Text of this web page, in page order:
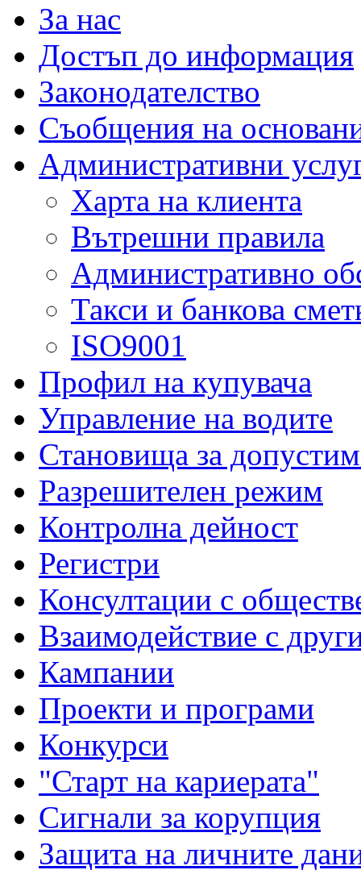
За нас
Достъп до информация
Законодателство
Съобщения на
Административни
Харта на клиента
Вътрешни правила
Административно
Такси и банкова
ISO9001
Профил на купувача
Управление на водите
Становища за
Разрешителен режим
Контролна дейност
Регистри
Консултации с
Взаимодействие с
Кампании
Проекти и програми
Конкурси
"Старт на кариерата"
Сигнали за корупция
Защита на личните